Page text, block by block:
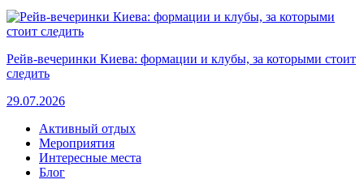
Рейв-вечеринки Киева: формации и клубы, за которыми стоит
следить
29.07.2026
Активный отдых
Мероприятия
Интересные места
Блог